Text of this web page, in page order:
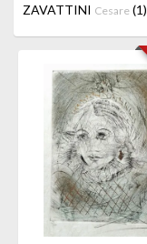
ZAVATTINI Cesare (1)